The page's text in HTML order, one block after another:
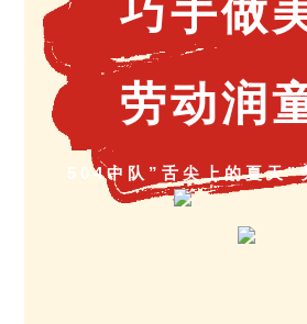
巧手做
劳动润
504中队”舌尖上的夏天”